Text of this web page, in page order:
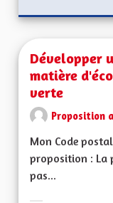
Développer
matière
verte
Proposition
Mon Code
proposition : La
pas...